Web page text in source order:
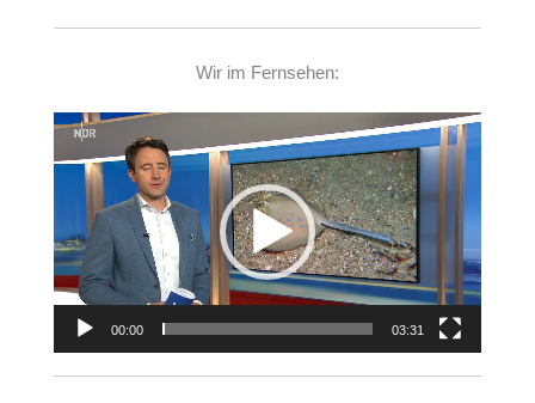
Wir im Fernsehen:
Player
00:00 03:31